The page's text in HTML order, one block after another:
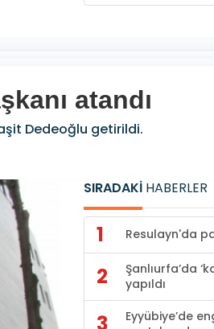
atandı
Dedeoğlu getirildi.
SIRADAKİ HABERLER
1 Resulayn'da
2
Şanlıurfa’da
yapıldı
Eyyübiye’de